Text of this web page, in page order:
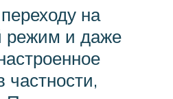
на
режим и даже
частности,